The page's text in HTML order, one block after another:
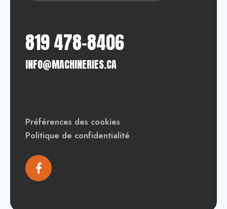
819 478-8406
INFO@MACHINERIES.CA
Préférences des cookies
Politique de confidentialité